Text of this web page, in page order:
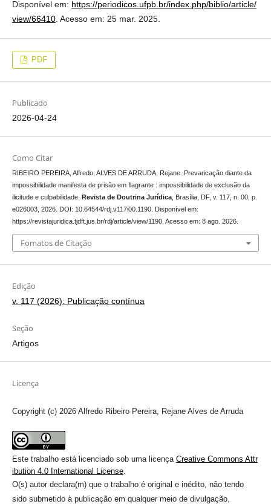
Disponível em: https://periodicos.ufpb.br/index.php/biblio/article/
view/66410. Acesso em: 25 mar. 2025.
PDF
Publicado
2026-04-24
Como Citar
RIBEIRO PEREIRA, Alfredo; ALVES DE ARRUDA, Rejane. Prevaricação diante da
impossibilidade manifesta de prisão em flagrante : impossibilidade de exclusão da
ilicitude e culpabilidade.
Revista de Doutrina Jurídica, Brasília, DF, v. 117, n. 00, p.
e026003, 2026. DOI: 10.64544/rdj.v117i00.1190. Disponível em:
https://revistajuridica.tjdft.jus.br/rdj/article/view/1190. Acesso em: 8 ago. 2026.
Fomatos de Citação
Edição
v. 117 (2026): Publicação contínua
Seção
Artigos
Licença
Copyright (c) 2026 Alfredo Ribeiro Pereira, Rejane Alves de Arruda
Este trabalho está licenciado sob uma licença Creative Commons Attr
ibution 4.0 International License.
O(s) autor declara(m) que o trabalho é original e inédito, não tendo
sido submetido à publicação em qualquer meio de divulgação,